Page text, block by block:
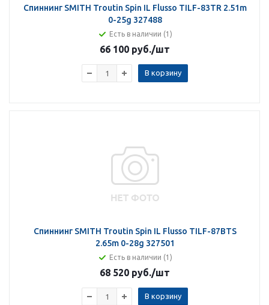
Спиннинг SMITH Troutin Spin IL Flusso TILF-83TR 2.51m
0-25g 327488
Есть в наличии (1)
66 100 руб./шт
В корзину
Спиннинг SMITH Troutin Spin IL Flusso TILF-87BTS
2.65m 0-28g 327501
Есть в наличии (1)
68 520 руб./шт
В корзину